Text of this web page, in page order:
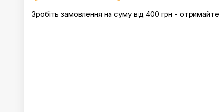
Зробіть замовлення на суму від 400 грн -